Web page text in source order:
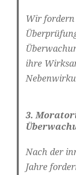
Wir fordern
ihre
3.
Nach der
Jahre